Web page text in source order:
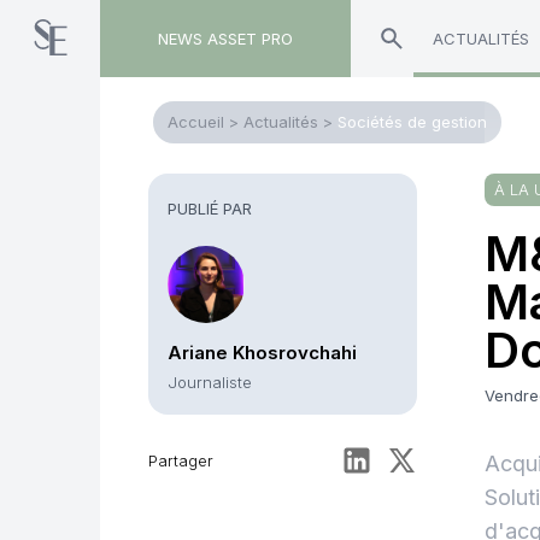
NEWS ASSET PRO ACTUALITÉS
Accueil > Actualités > Sociétés de gestion
PUBLIÉ PAR
Ariane Khosrovchahi
Journaliste
Partager
À LA